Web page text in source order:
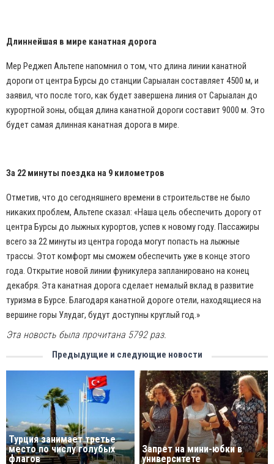
Длиннейшая в мире канатная дорога
Мер Реджеп Альтепе напомнил о том, что длина линии канатной
дороги от центра Бурсы до станции Сарыалан составляет 4500 м, и
заявил, что после того, как будет завершена линия от Сарыалан до
курортной зоны, общая длина канатной дороги составит 9000 м. Это
будет самая длинная канатная дорога в мире.
За 22 минуты поездка на 9 километров
Отметив, что до сегодняшнего времени в строительстве не было
никаких проблем, Альтепе сказал: «Наша цель обеспечить дорогу от
центра Бурсы до лыжных курортов, успев к новому году. Пассажиры
всего за 22 минуты из центра города могут попасть на лыжные
трассы. Этот комфорт мы сможем обеспечить уже в конце этого
года. Открытие новой линии фуникулера запланировано на конец
декабря. Эта канатная дорога сделает немалый вклад в развитие
туризма в Бурсе. Благодаря канатной дороге отели, находящиеся на
вершине горы Улудаг, будут доступны круглый год.»
Эта новость была прочитана 5792 раз.
Предыдущие и следующие новости
Турция занимает третье
место по числу голубых
флагов
Запрет на мини-юбки в
университете